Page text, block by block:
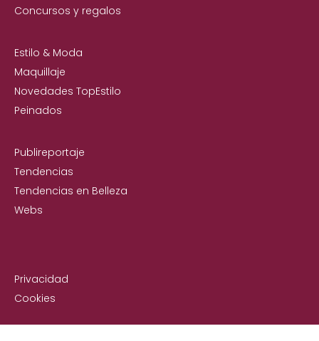
Concursos y regalos
Estilo & Moda
Maquillaje
Novedades TopEstilo
Peinados
Publireportaje
Tendencias
Tendencias en Belleza
Webs
Privacidad
Cookies